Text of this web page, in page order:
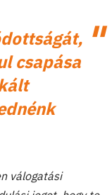
csapása
válogatási